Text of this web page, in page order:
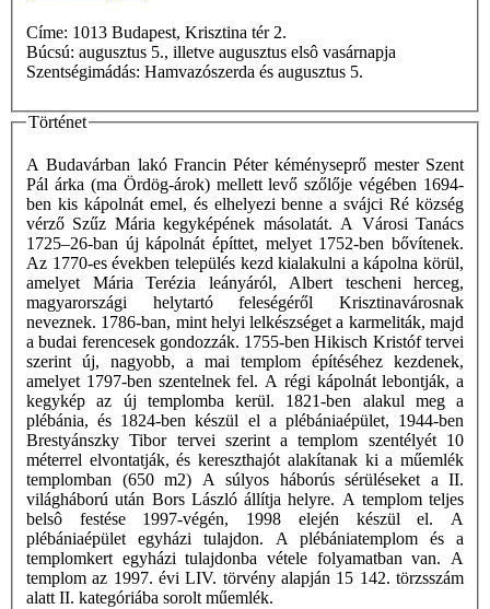
Címe: 1013 Budapest, Krisztina tér 2.
Búcsú: augusztus 5., illetve augusztus elsô vasárnapja
Szentségimádás: Hamvazószerda és augusztus 5.
Történet
A Budavárban lakó Francin Péter kéményseprő mester Szent
Pál árka (ma Ördög-árok) mellett levő szőlője végében 1694-
ben kis kápolnát emel, és elhelyezi benne a svájci Ré község
vérző Szűz Mária kegyképének másolatát. A Városi Tanács
1725–26-ban új kápolnát építtet, melyet 1752-ben bővítenek.
Az 1770-es években település kezd kialakulni a kápolna körül,
amelyet Mária Terézia leányáról, Albert tescheni herceg,
magyarországi helytartó feleségéről Krisztinavárosnak
neveznek. 1786-ban, mint helyi lelkészséget a karmeliták, majd
a budai ferencesek gondozzák. 1755-ben Hikisch Kristóf tervei
szerint új, nagyobb, a mai templom építéséhez kezdenek,
amelyet 1797-ben szentelnek fel. A régi kápolnát lebontják, a
kegykép az új templomba kerül. 1821-ben alakul meg a
plébánia, és 1824-ben készül el a plébániaépület, 1944-ben
Brestyánszky Tibor tervei szerint a templom szentélyét 10
méterrel elvontatják, és kereszthajót alakítanak ki a műemlék
templomban (650 m2) A súlyos háborús sérüléseket a II.
világháború után Bors László állítja helyre. A templom teljes
belsô festése 1997-végén, 1998 elején készül el. A
plébániaépület egyházi tulajdon. A plébániatemplom és a
templomkert egyházi tulajdonba vétele folyamatban van. A
templom az 1997. évi LIV. törvény alapján 15 142. törzsszám
alatt II. kategóriába sorolt műemlék.